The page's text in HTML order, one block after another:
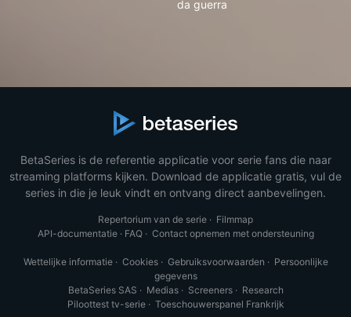
da guerra
BetaSeries is de referentie applicatie voor serie fans die naar
streaming platforms kijken. Download de applicatie gratis, vul de
series in die je leuk vindt en ontvang direct aanbevelingen.
Repertorium van de serie · Filmmap
API-documentatie· FAQ· Contact opnemen met ondersteuning
Wettelijke informatie· Cookies· Gebruiksvoorwaarden · Persoonlijke
gegevens
BetaSeries SAS · Medias· Screeners· Research
Piloottest tv-serie· Toeschouwerspanel Frankrijk